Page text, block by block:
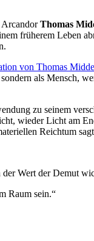
ArcandorThomas
früherem Leben
von Thomas
als Mensch,
zu seinem
wieder Licht am
Reichtum
Wert der Demut
Raum sein.“